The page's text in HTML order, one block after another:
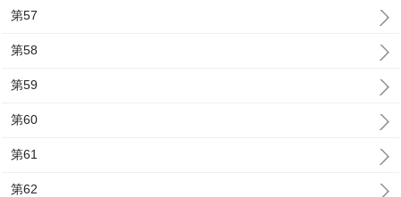
第57
第58
第59
第60
第61
第62